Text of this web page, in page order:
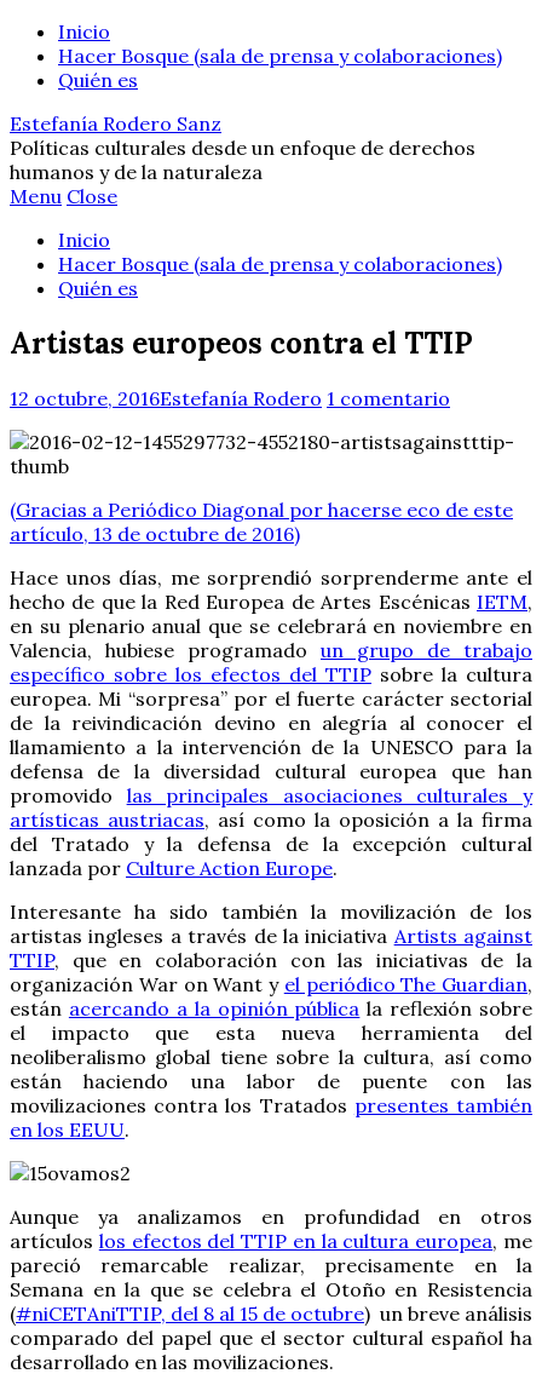
Inicio
Hacer Bosque (sala de prensa y colaboraciones)
Quién es
Estefanía Rodero Sanz
Políticas culturales desde un enfoque de derechos
humanos y de la naturaleza
Menu Close
Inicio
Hacer Bosque (sala de prensa y colaboraciones)
Quién es
Artistas europeos contra el TTIP
12 octubre, 2016Estefanía Rodero 1 comentario
(Gracias a Periódico Diagonal por hacerse eco de este
artículo, 13 de octubre de 2016)
Hace unos días, me sorprendió sorprenderme ante el
hecho de que la Red Europea de Artes Escénicas IETM,
en su plenario anual que se celebrará en noviembre en
Valencia, hubiese programado un grupo de trabajo
específico sobre los efectos del TTIP sobre la cultura
europea. Mi “sorpresa” por el fuerte carácter sectorial
de la reivindicación devino en alegría al conocer el
llamamiento a la intervención de la UNESCO para la
defensa de la diversidad cultural europea que han
promovido las principales asociaciones culturales y
artísticas austriacas, así como la oposición a la firma
del Tratado y la defensa de la excepción cultural
lanzada por Culture Action Europe.
Interesante ha sido también la movilización de los
artistas ingleses a través de la iniciativa Artists against
TTIP, que en colaboración con las iniciativas de la
organización War on Want y el periódico The Guardian,
están acercando a la opinión pública la reflexión sobre
el impacto que esta nueva herramienta del
neoliberalismo global tiene sobre la cultura, así como
están haciendo una labor de puente con las
movilizaciones contra los Tratados presentes también
en los EEUU.
Aunque ya analizamos en profundidad en otros
artículos los efectos del TTIP en la cultura europea, me
pareció remarcable realizar, precisamente en la
Semana en la que se celebra el Otoño en Resistencia
(#niCETAniTTIP, del 8 al 15 de octubre) un breve análisis
comparado del papel que el sector cultural español ha
desarrollado en las movilizaciones.